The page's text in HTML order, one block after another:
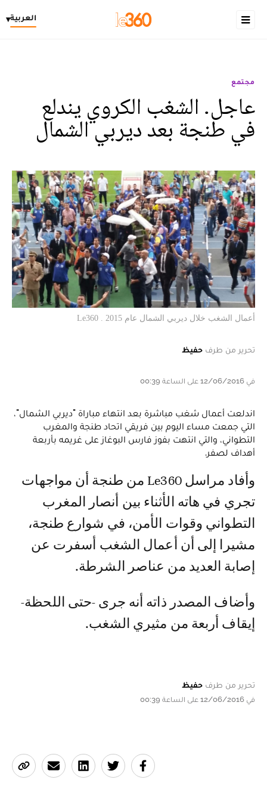
العربية▾
مجتمع
عاجل. الشغب الكروي يندلع
في طنجة بعد ديربي الشمال
أعمال الشغب خلال ديربي الشمال عام 2015 . Le360
تحرير من طرف حفيظ
في 12/06/2016 على الساعة 00:39
اندلعت أعمال شغب مباشرة بعد انتهاء مباراة "ديربي الشمال"،
التي جمعت مساء اليوم بين فريقي اتحاد طنجة والمغرب
التطواني، والتي انتهت بفوز فارس البوغاز على غريمه بأربعة
أهداف لصفر.
وأفاد مراسل Le360 من طنجة أن مواجهات
تجري في هاته الأثناء بين أنصار المغرب
التطواني وقوات الأمن، في شوارع طنجة،
مشيرا إلى أن أعمال الشغب أسفرت عن
إصابة العديد من عناصر الشرطة.
وأضاف المصدر ذاته أنه جرى -حتى اللحظة-
إيقاف أربعة من مثيري الشغب.
تحرير من طرف حفيظ
في 12/06/2016 على الساعة 00:39